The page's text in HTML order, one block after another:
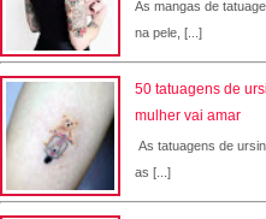
As mangas de
na pele, [...]
50 tatuagens de
mulher vai amar
As tatuagens de
as [...]